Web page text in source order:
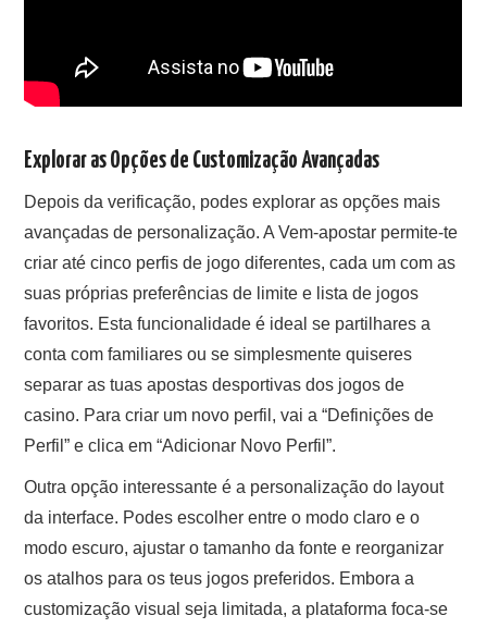
Explorar as Opções de Customização Avançadas
Depois da verificação, podes explorar as opções mais
avançadas de personalização. A Vem-apostar permite-te
criar até cinco perfis de jogo diferentes, cada um com as
suas próprias preferências de limite e lista de jogos
favoritos. Esta funcionalidade é ideal se partilhares a
conta com familiares ou se simplesmente quiseres
separar as tuas apostas desportivas dos jogos de
casino. Para criar um novo perfil, vai a “Definições de
Perfil” e clica em “Adicionar Novo Perfil”.
Outra opção interessante é a personalização do layout
da interface. Podes escolher entre o modo claro e o
modo escuro, ajustar o tamanho da fonte e reorganizar
os atalhos para os teus jogos preferidos. Embora a
customização visual seja limitada, a plataforma foca-se